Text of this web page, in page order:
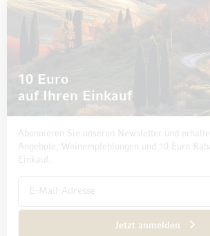
Rechnung
Datenschutz und Disclaimer
10 Euro
auf Ihren Einkauf
Abonnieren Sie unseren Newsletter und
Angebote, Weinempfehlungen und 10 Euro
Einkauf.
Jetzt anmelden